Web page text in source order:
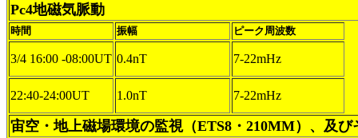
Pc4地磁気脈動
時間 振幅 ピーク周波数
3/4 16:00 -08:00UT 0.4nT 7-22mHz
22:40-24:00UT 1.0nT 7-22mHz
宙空・地上磁場環境の監視（ETS8・210MM）、及び